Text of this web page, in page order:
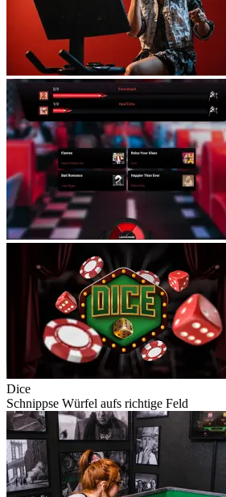
Dice
Schnippse Würfel aufs richtige Feld